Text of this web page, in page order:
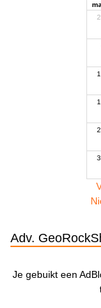
Adv.
Je gebuikt een